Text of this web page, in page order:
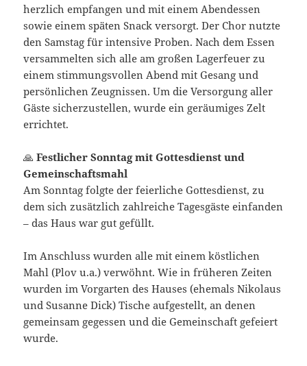
herzlich empfangen und mit einem Abendessen
sowie einem späten Snack versorgt. Der Chor nutzte
den Samstag für intensive Proben. Nach dem Essen
versammelten sich alle am großen Lagerfeuer zu
einem stimmungsvollen Abend mit Gesang und
persönlichen Zeugnissen. Um die Versorgung aller
Gäste sicherzustellen, wurde ein geräumiges Zelt
errichtet.
🙏Festlicher Sonntag mit Gottesdienst und
Gemeinschaftsmahl
Am Sonntag folgte der feierliche Gottesdienst, zu
dem sich zusätzlich zahlreiche Tagesgäste einfanden
– das Haus war gut gefüllt.
Im Anschluss wurden alle mit einem köstlichen
Mahl (Plov u.a.) verwöhnt. Wie in früheren Zeiten
wurden im Vorgarten des Hauses (ehemals Nikolaus
und Susanne Dick) Tische aufgestellt, an denen
gemeinsam gegessen und die Gemeinschaft gefeiert
wurde.